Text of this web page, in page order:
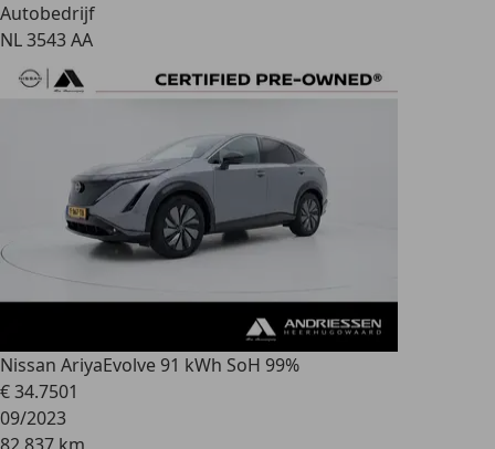
Autobedrijf
NL 3543 AA
Nissan AriyaEvolve 91 kWh SoH 99%
€ 34.7501
09/2023